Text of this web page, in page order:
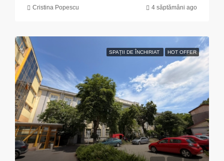
Cristina Popescu 4 săptămâni ago
SPAȚII DE ÎNCHIRIAT HOT OFFER